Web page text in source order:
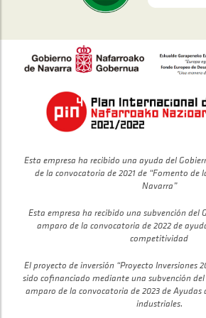
Esta empresa ha recibido una ayuda del
de la convocatoria de 2021 de “Fomento de
Navarra”
Esta empresa ha recibido una subvención del
amparo de la convocatoria de 2022 de
competitividad
El proyecto de inversión “Proyecto Inversiones
sido cofinanciado mediante una subvención
amparo de la convocatoria de 2023 de Ayudas
industriales.